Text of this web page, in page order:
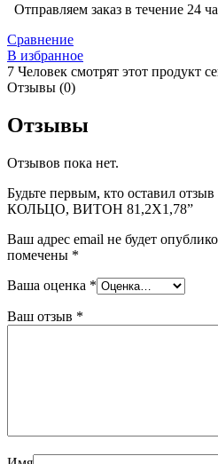
Отправляем заказ в течение 24
Сравнение
В избранное
7 Человек смотрят этот продукт
Отзывы (0)
Отзывы
Отзывов пока нет.
Будьте первым, кто оставил
КОЛЬЦО, ВИТОН 81,2X1,78”
Ваш адрес email не будет
помечены *
Ваша оценка *
Ваш отзыв *